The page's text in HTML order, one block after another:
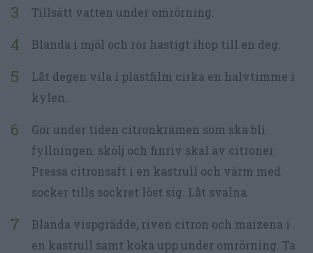
Tillsätt vatten under omrörning.
Blanda i mjöl och rör hastigt ihop till en deg.
Låt degen vila i plastfilm cirka en halvtimme i
kylen.
Gör under tiden citronkrämen som ska bli
fyllningen: skölj och finriv skal av citroner.
Pressa citronsaft i en kastrull och värm med
socker tills sockret löst sig. Låt svalna.
Blanda vispgrädde, riven citron och maizena i
en kastrull samt koka upp under omrörning. Ta